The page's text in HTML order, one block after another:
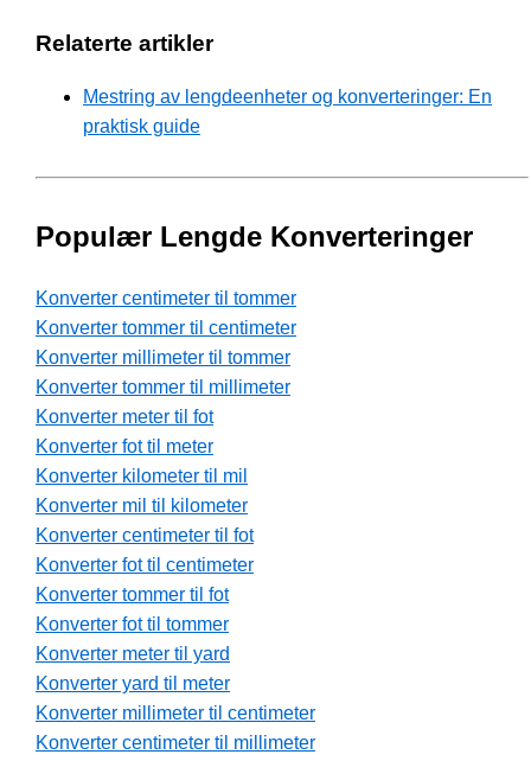
Relaterte artikler
Mestring av lengdeenheter og konverteringer: En
praktisk guide
Populær Lengde Konverteringer
Konverter centimeter til tommer
Konverter tommer til centimeter
Konverter millimeter til tommer
Konverter tommer til millimeter
Konverter meter til fot
Konverter fot til meter
Konverter kilometer til mil
Konverter mil til kilometer
Konverter centimeter til fot
Konverter fot til centimeter
Konverter tommer til fot
Konverter fot til tommer
Konverter meter til yard
Konverter yard til meter
Konverter millimeter til centimeter
Konverter centimeter til millimeter